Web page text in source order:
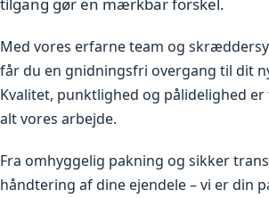
tilgang gør en mærkbar forskel.
Med vores erfarne team og
får du en gnidningsfri overgang til dit
Kvalitet, punktlighed og pålidelighed
alt vores arbejde.
Fra omhyggelig pakning og sikker
håndtering af dine ejendele – vi er din